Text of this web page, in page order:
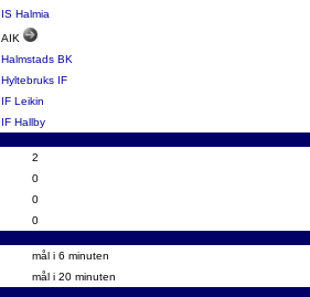
IS Halmia
AIK
Halmstads BK
Hyltebruks IF
IF Leikin
IF Hallby
2
0
0
0
mål i 6 minuten
mål i 20 minuten